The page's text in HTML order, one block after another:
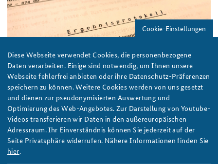
Kompetenzzentrum Strategische Vorausschau
Sicherheitspolitische Nachwuchsarbeit
Beirat
Praktika an der BAKS
Anfahrt
Freundeskreis
Führungskräfteseminar für Sicherheitspolitik
Kernseminar für Sicherheitspolitik
Methodenseminar Strategische Vorausschau
Fachseminar Digitalisierung und Sicherheitspolitik
Fachseminar Desinformation und Sicherheitspolitik
Deutsches Forum Sicherheitspolitik
Arbeitskreis "Junge Sicherheitspolitiker"
Das Sicherheitspolitische Gespräch an der BAKS
Publikationen und Presse
#angeBAKSt: Aktuelle Kommentare zur Sicherheitspolitik
Arbeitspapiere Sicherheitspolitik
Pressespiegel und Gastbeiträge von BAKS-Angehörigen
Ansprechpartner für Presse- und andere Medienanfragen
Newsletter-Archiv
STUDIENPLATTFORM
Ausschnitt aus dem Ergebnisprotikoll zur Gründung der BAKS
am 28. Januar 1992
BAKS / Beu
Cookie-Einstellungen
Diese Webseite verwendet Cookies, die personenbezogene
Daten verarbeiten. Einige sind notwendig, um Ihnen unsere
Webseite fehlerfrei anbieten oder ihre Datenschutz-Präferenzen
speichern zu können. Weitere Cookies werden von uns gesetzt
und dienen zur pseudonymisierten Auswertung und
Optimierung des Web-Angebotes. Zur Darstellung von Youtube-
Videos transferieren wir Daten in den außereuropäischen
Adressraum. Ihr Einverständnis können Sie jederzeit auf der
Seite Privatsphäre widerrufen. Nähere Informationen finden Sie
hier.